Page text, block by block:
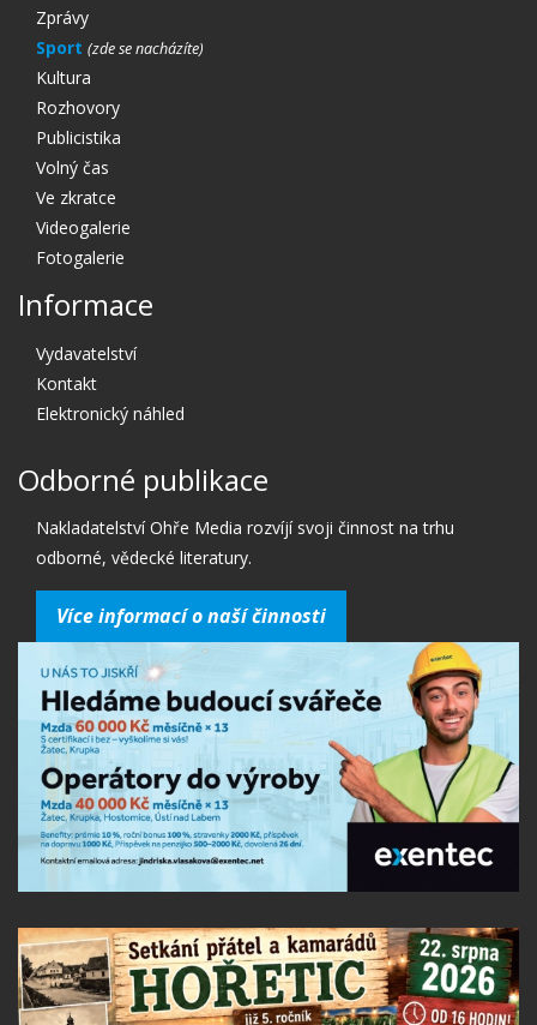
Zprávy
Sport
Kultura
Rozhovory
Publicistika
Volný čas
Ve zkratce
Videogalerie
Fotogalerie
Informace
Vydavatelství
Kontakt
Elektronický náhled
Odborné publikace
Nakladatelství Ohře Media rozvíjí svoji činnost na trhu
odborné, vědecké literatury.
Více informací o naší činnosti